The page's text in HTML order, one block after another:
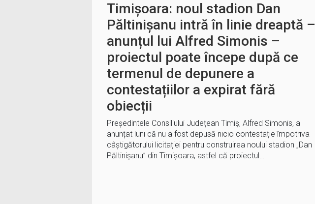
Timișoara: noul stadion Dan
Păltinișanu intră în linie dreaptă –
anunțul lui Alfred Simonis –
proiectul poate începe după ce
termenul de depunere a
contestațiilor a expirat fără
obiecții
Președintele Consiliului Județean Timiș, Alfred Simonis, a
anunțat luni că nu a fost depusă nicio contestație împotriva
câștigătorului licitației pentru construirea noului stadion „Dan
Păltinișanu” din Timișoara, astfel că proiectul…